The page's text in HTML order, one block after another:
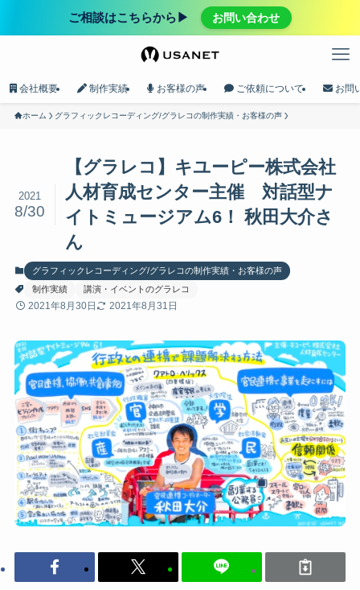
ご相談はこちらから▶︎ お問い合わせ
会社概要 制作実績 お客様の声 ご依頼について お問
ホーム グラフィックレコーディング/グラレコの制作実績・お客様の声
【グラレコ】キユーピー株式会社
人材育成センター主催 対話型ナ
イトミュージアム6！ 秋田大介さ
ん
2021
8/30
グラフィックレコーディング/グラレコの制作実績・お客様の声
制作実績
講演・イベントのグラレコ
2021年8月30日 2021年8月31日